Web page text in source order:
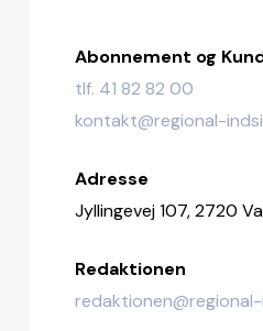
Abonnement og
tlf. 41 82 82 00
kontakt@regional-
Adresse
Jyllingevej 107, 2720
Redaktionen